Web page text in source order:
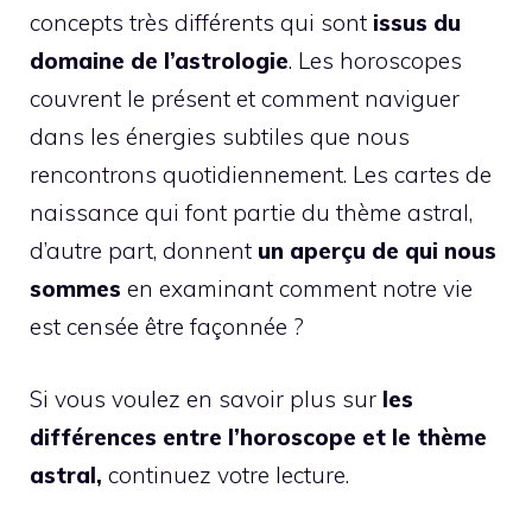
concepts très différents qui sont issus du
domaine de l’astrologie. Les horoscopes
couvrent le présent et comment naviguer
dans les énergies subtiles que nous
rencontrons quotidiennement. Les cartes de
naissance qui font partie du thème astral,
d’autre part, donnent un aperçu de qui nous
sommes en examinant comment notre vie
est censée être façonnée ?
Si vous voulez en savoir plus sur les
différences entre l’horoscope et le thème
astral, continuez votre lecture.